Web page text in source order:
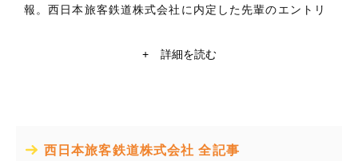
報。西日本旅客鉄道株式会社に内定した先輩のエントリ
学生に役立つ情報満載！東京大学・京都大学在籍の現役
所在地
+ 詳細を読む
西日本旅客鉄道株式会社 全記事